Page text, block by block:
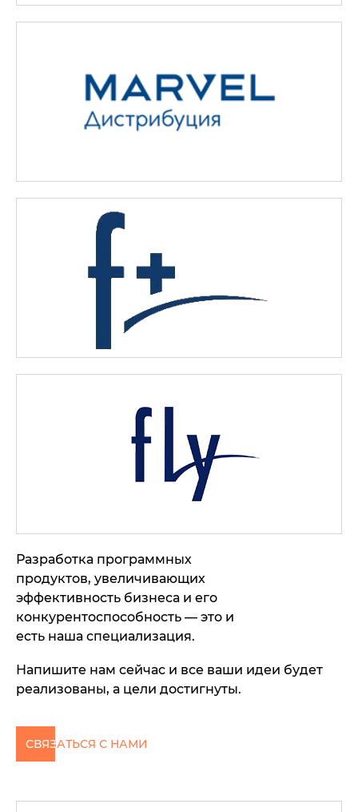
Разработка программных
продуктов, увеличивающих
эффективность бизнеса и его
конкурентоспособность — это и
есть наша специализация.
Напишите нам сейчас и все ваши идеи будет
реализованы, а цели достигнуты.
СВЯЗАТЬСЯ С НАМИ